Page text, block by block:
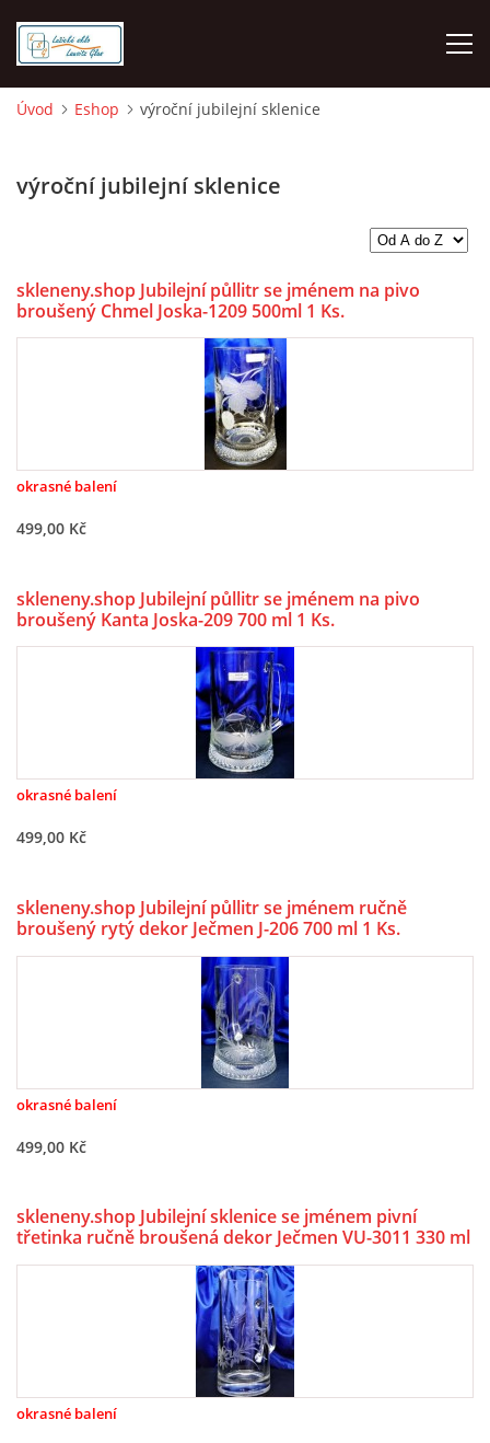
ÚVOD
MALOOBCHOD LUŽICKÉ SKLO
HODNOCENÍ Z HEURÉKY
OBCHODNÍ PODMÍNKY, REKLAMAČNÍ ŘÁD I FORMULÁŘ
ESHOP
SKLENĚNÝ SHOP LSG
Martin Gőrner
Prokopa Velikého 535
© 2026 eStránky.cz | WebSlice | Tisk| Aktualizováno: 5. 6. 2026
Úvod Eshop výroční jubilejní sklenice
výroční jubilejní sklenice
skleneny.shop Jubilejní půllitr se jménem na pivo
broušený Chmel Joska-1209 500ml 1 Ks.
okrasné balení
499,00 Kč
skleneny.shop Jubilejní půllitr se jménem na pivo
broušený Kanta Joska-209 700 ml 1 Ks.
okrasné balení
499,00 Kč
skleneny.shop Jubilejní půllitr se jménem ručně
broušený rytý dekor Ječmen J-206 700 ml 1 Ks.
okrasné balení
499,00 Kč
skleneny.shop Jubilejní sklenice se jménem pivní
třetinka ručně broušená dekor Ječmen VU-3011 330 ml
okrasné balení